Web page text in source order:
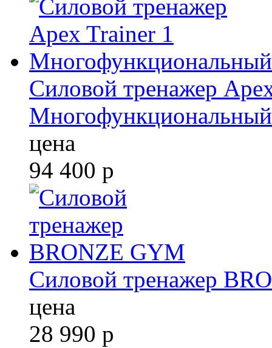
Силовой тренажер
Многофункциональный
цена
94 400 р
Силовой тренажер
цена
28 990 р